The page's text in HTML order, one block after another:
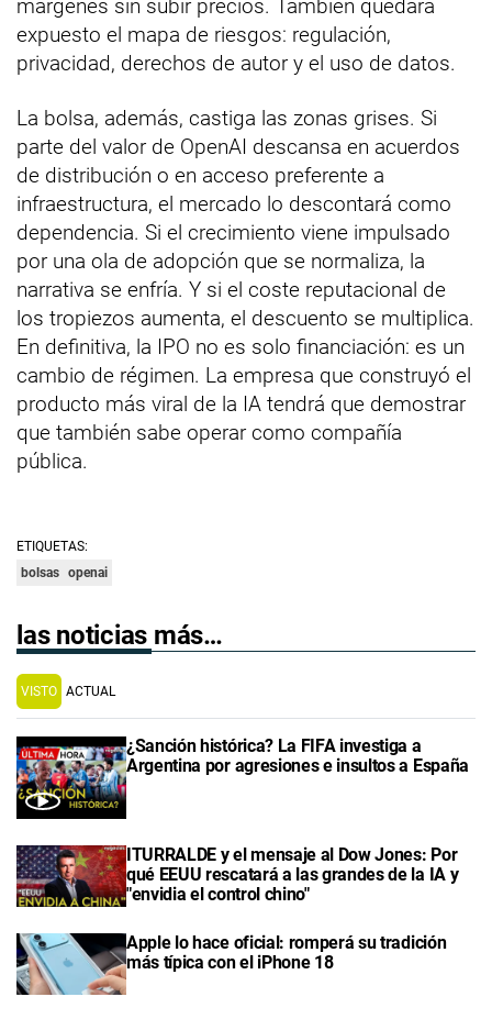
márgenes sin subir precios. También quedará
expuesto el mapa de riesgos: regulación,
privacidad, derechos de autor y el uso de datos.
La bolsa, además, castiga las zonas grises. Si
parte del valor de OpenAI descansa en acuerdos
de distribución o en acceso preferente a
infraestructura, el mercado lo descontará como
dependencia. Si el crecimiento viene impulsado
por una ola de adopción que se normaliza, la
narrativa se enfría. Y si el coste reputacional de
los tropiezos aumenta, el descuento se multiplica.
En definitiva, la IPO no es solo financiación: es un
cambio de régimen. La empresa que construyó el
producto más viral de la IA tendrá que demostrar
que también sabe operar como compañía
pública.
ETIQUETAS:
bolsas openai
las noticias más…
VISTO ACTUAL
¿Sanción histórica? La FIFA investiga a
Argentina por agresiones e insultos a España
ITURRALDE y el mensaje al Dow Jones: Por
qué EEUU rescatará a las grandes de la IA y
"envidia el control chino"
Apple lo hace oficial: romperá su tradición
más típica con el iPhone 18